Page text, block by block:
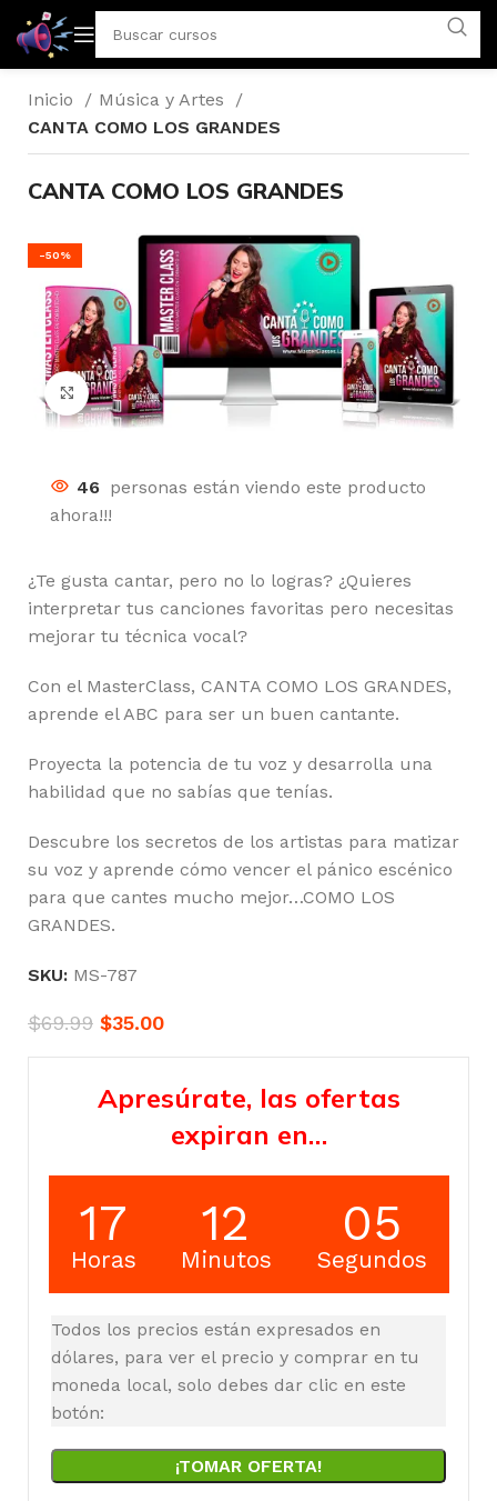
Inicio
Música y Artes
CANTA COMO LOS GRANDES
CANTA COMO LOS GRANDES
-50%
Click to enlarge
46 personas están viendo este producto
ahora!!!
¿Te gusta cantar, pero no lo logras? ¿Quieres
interpretar tus canciones favoritas pero necesitas
mejorar tu técnica vocal?
Con el MasterClass, CANTA COMO LOS GRANDES,
aprende el ABC para ser un buen cantante.
Proyecta la potencia de tu voz y desarrolla una
habilidad que no sabías que tenías.
Descubre los secretos de los artistas para matizar
su voz y aprende cómo vencer el pánico escénico
para que cantes mucho mejor…COMO LOS
GRANDES.
SKU: MS-787
$69.99 $35.00
Apresúrate, las ofertas
expiran en…
17
Horas
12
Minutos
04
Segundos
Todos los precios están expresados en
dólares, para ver el precio y comprar en tu
moneda local, solo debes dar clic en este
botón:
¡TOMAR OFERTA!